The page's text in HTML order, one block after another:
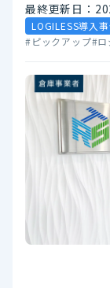
最終更新日：
LOGILESS導入
#ピックアップ#ロ